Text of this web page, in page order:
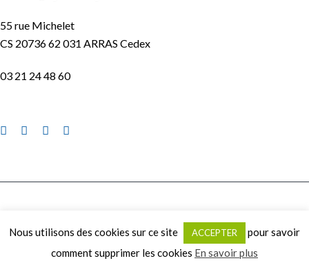
55 rue Michelet
CS 20736 62 031 ARRAS Cedex
03 21 24 48 60
Mentions légales| Politique de confidentialité
Nous utilisons des cookies sur ce site ACCEPTER
pour savoir
comment supprimer les cookies En savoir plus